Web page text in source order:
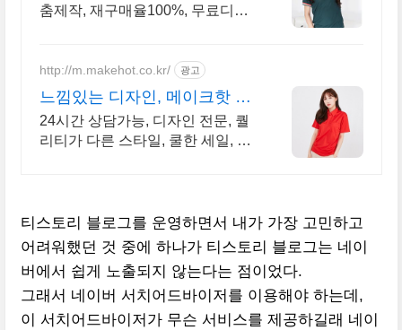
춤제작, 재구매율100%, 무료디자
http://m.makehot.co.kr/ 광고
느낌있는 디자인, 메이크핫 차
별화되고 세련된 디자인!
24시간 상담가능, 디자인 전문, 퀄
리티가 다른 스타일, 쿨한 세일, 핫
티스토리 블로그를 운영하면서 내가 가장 고민하고
어려워했던 것 중에 하나가 티스토리 블로그는 네이
버에서 쉽게 노출되지 않는다는 점이었다.
그래서 네이버 서치어드바이저를 이용해야 하는데,
이 서치어드바이저가 무슨 서비스를 제공하길래 네이